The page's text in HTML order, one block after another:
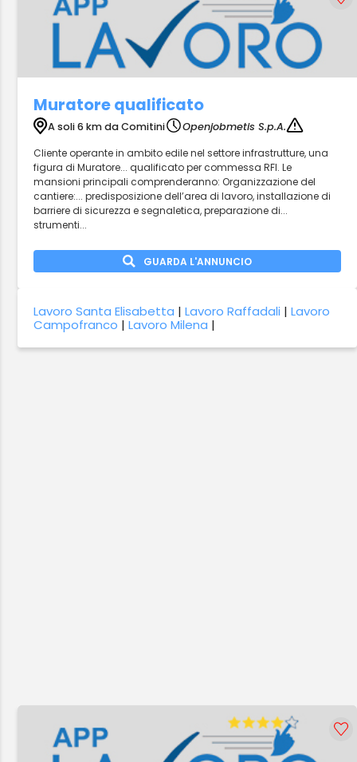
Muratore qualificato
A soli 6 km da Comitini
Openjobmetis S.p.A.
Cliente operante in ambito edile nel settore infrastrutture, una
figura di Muratore... qualificato per commessa RFI. Le
mansioni principali comprenderanno: Organizzazione del
cantiere:... predisposizione dell’area di lavoro, installazione di
barriere di sicurezza e segnaletica, preparazione di...
strumenti...
GUARDA L'ANNUNCIO
Lavoro Santa Elisabetta |Lavoro Raffadali |Lavoro
Campofranco |Lavoro Milena |